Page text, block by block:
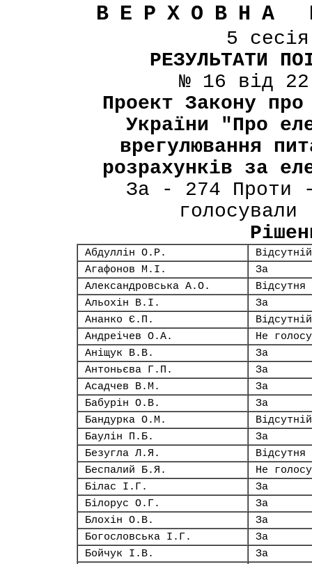
ВЕРХОВНА
5
РЕЗУЛЬТАТИ
№ 16 від
Проект Закону
України "Про
врегулювання
розрахунків за
За - 274 Проти
Абдуллін О.Р.
Відсутній
Агафонов М.І.
За
Александровська А.О.
Відсутня
Альохін В.І.
За
Ананко Є.П.
Відсутній
Андреічев О.А.
Не
Аніщук В.В.
За
Антоньєва Г.П.
За
Асадчев В.М.
За
Бабурін О.В.
За
Бандурка О.М.
Відсутній
Баулін П.Б.
За
Безугла Л.Я.
Відсутня
Беспалий Б.Я.
Не
Білас І.Г.
За
Білорус О.Г.
За
Блохін О.В.
За
Богословська І.Г.
За
Бойчук І.В.
За